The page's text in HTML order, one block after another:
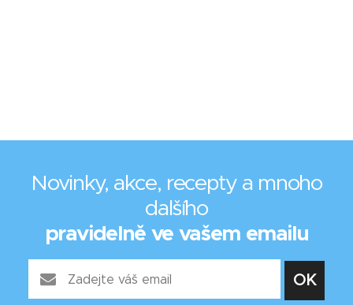
Novinky, akce, recepty a mnoho
dalšího
pravidelně ve vašem emailu